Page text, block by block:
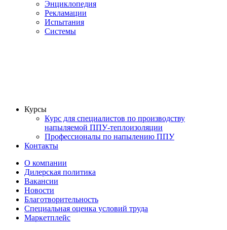
Энциклопедия
Рекламации
Испытания
Системы
Курсы
Курс для специалистов по производству
напыляемой ППУ-теплоизоляции
Профессионалы по напылению ППУ
Контакты
О компании
Дилерская политика
Вакансии
Новости
Благотворительность
Специальная оценка условий труда
Маркетплейс